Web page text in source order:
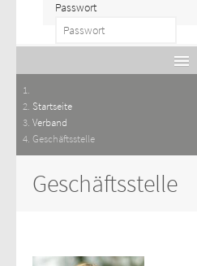
Passwort
Startseite
Verband
Geschäftsstelle
Geschäftsstelle